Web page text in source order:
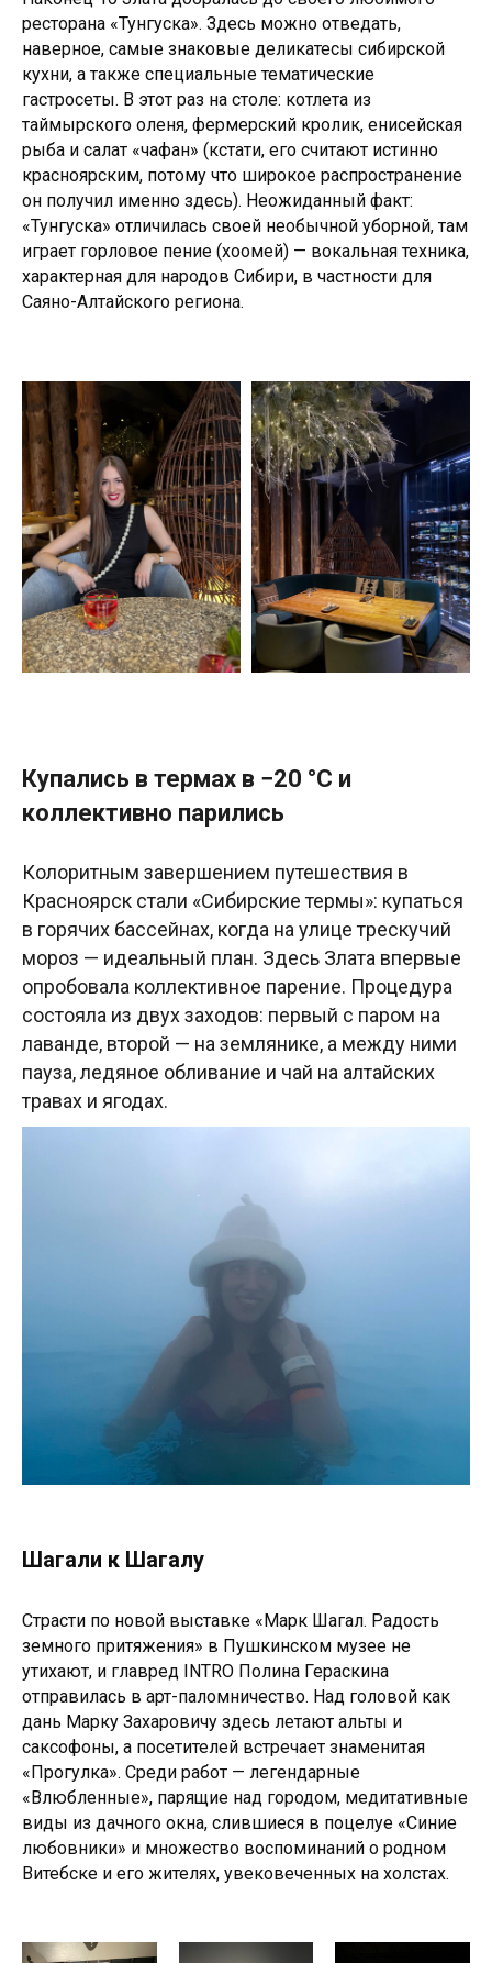
ресторана «Тунгуска». Здесь можно отведать,
наверное, самые знаковые деликатесы сибирской
кухни, а также специальные тематические
гастросеты. В этот раз на столе: котлета из
таймырского оленя, фермерский кролик, енисейская
рыба и салат «чафан» (кстати, его считают истинно
красноярским, потому что широкое распространение
он получил именно здесь). Неожиданный факт:
«Тунгуска» отличилась своей необычной уборной, там
играет горловое пение (хоомей) — вокальная техника,
характерная для народов Сибири, в частности для
Саяно-Алтайского региона.
Купались в термах в −20 °C и
коллективно парились
Колоритным завершением путешествия в
Красноярск стали «Сибирские термы»: купаться
в горячих бассейнах, когда на улице трескучий
мороз — идеальный план. Здесь Злата впервые
опробовала коллективное парение. Процедура
состояла из двух заходов: первый с паром на
лаванде, второй — на землянике, а между ними
пауза, ледяное обливание и чай на алтайских
травах и ягодах.
Шагали к Шагалу
Страсти по новой выставке «Марк Шагал. Радость
земного притяжения» в Пушкинском музее не
утихают, и главред INTRO Полина Гераскина
отправилась в арт-паломничество. Над головой как
дань Марку Захаровичу здесь летают альты и
саксофоны, а посетителей встречает знаменитая
«Прогулка». Среди работ — легендарные
«Влюбленные», парящие над городом, медитативные
виды из дачного окна, слившиеся в поцелуе «Синие
любовники» и множество воспоминаний о родном
Витебске и его жителях, увековеченных на холстах.